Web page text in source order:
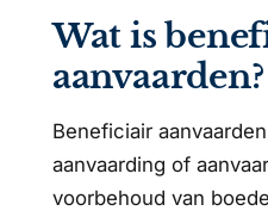
Wat is
aanvaarden?
Beneficiair
aanvaarding of
voorbehoud van